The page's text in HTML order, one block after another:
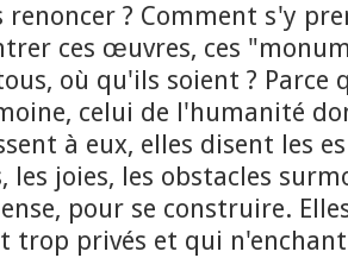
renoncer ? Comment s'y
ces œuvres, ces
où qu'ils soient ?
celui de l'humanité
à eux, elles disent les
les joies, les obstacles
pour se construire.
trop privés et qui